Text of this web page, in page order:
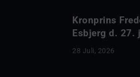
Kronprins
Esbjerg d. 27.
28 Juli, 2026